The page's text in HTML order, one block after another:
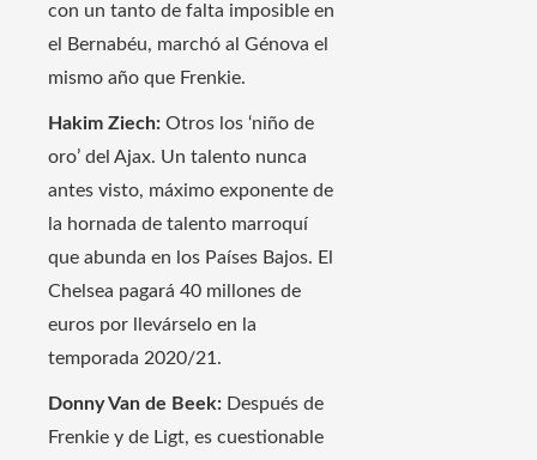
con un tanto de falta imposible en
el Bernabéu, marchó al Génova el
mismo año que Frenkie.
Hakim Ziech: Otros los ‘niño de
oro’ del Ajax. Un talento nunca
antes visto, máximo exponente de
la hornada de talento marroquí
que abunda en los Países Bajos. El
Chelsea pagará 40 millones de
euros por llevárselo en la
temporada 2020/21.
Donny Van de Beek: Después de
Frenkie y de Ligt, es cuestionable